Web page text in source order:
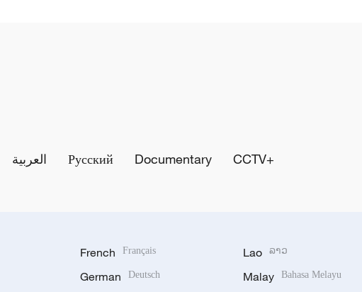
العربية Русский Documentary CCTV+
French Français
German Deutsch
Lao ລາວ
Malay Bahasa Melayu